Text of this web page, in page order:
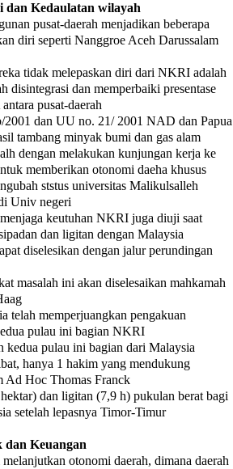
dan Kedaulatan wilayah
pusat-daerah menjadikan beberapa
diri seperti Nanggroe Aceh Darussalam
tidak melepaskan diri dari NKRI adalah
disintegrasi dan memperbaiki presentase
pusat-daerah
dan UU no. 21/ 2001 NAD dan Papua
tambang minyak bumi dan gas alam
dengan melakukan kunjungan kerja ke
memberikan otonomi daeha khusus
ststus universitas Malikulsalleh
Univ negeri
keutuhan NKRI juga diuji saat
n dan ligitan dengan Malaysia
diselesikan dengan jalur perundingan
masalah ini akan diselesaikan mahkamah
telah memperjuangkan pengakuan
pulau ini bagian NKRI
kedua pulau ini bagian dari Malaysia
hanya 1 hakim yang mendukung
Ad Hoc Thomas Franck
dan ligitan (7,9 h) pukulan berat bagi
setelah lepasnya Timor-Timur
dan Keuangan
otonomi daerah, dimana daerah